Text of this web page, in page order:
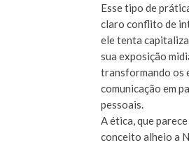
Esse tipo de
claro conflito de
ele tenta
sua exposição
transformando os
comunicação em
pessoais.
A ética, que parece
conceito alheio a